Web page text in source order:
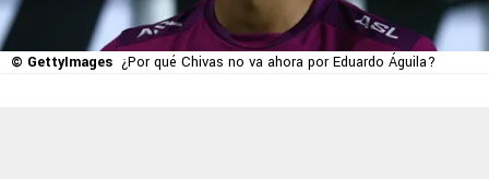
© GettyImages ¿Por qué Chivas no va ahora por Eduardo Águila?